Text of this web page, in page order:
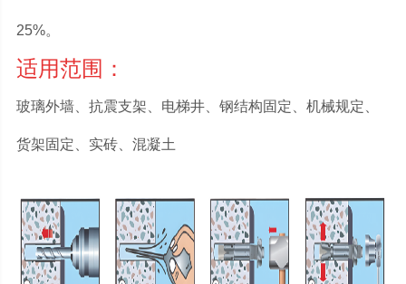
25%。
适用范围：
玻璃外墙、抗震支架、电梯井、钢结构固定、机械规定、
货架固定、实砖、混凝土